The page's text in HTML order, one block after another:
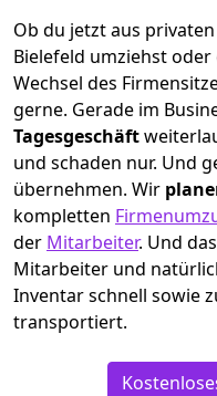
Ob du jetzt aus
Bielefeld umziehst
Wechsel des
gerne. Gerade im
Tagesgeschäft
und schaden nur. Und
übernehmen. Wir
kompletten
der Mitarbeiter. Und
Mitarbeiter und
Inventar schnell sowie
transportiert.